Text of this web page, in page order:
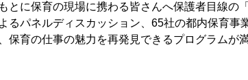
とに保育の現場に携わる皆さんへ保護者目線の
るパネルディスカッション、65社の都内保育事
保育の仕事の魅力を再発見できるプログラムが